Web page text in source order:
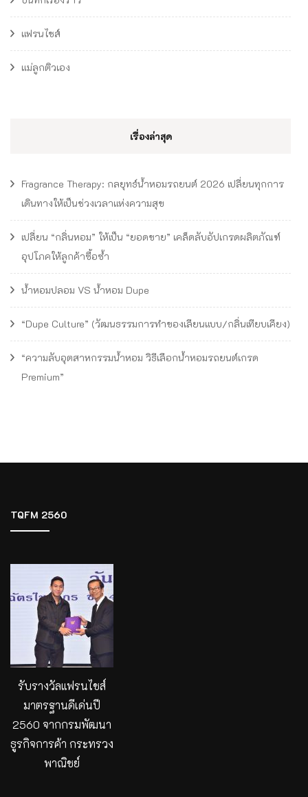
แฟรนไชส์
แม่ลูกติวเอง
เรื่องล่าสุด
Fragrance Therapy: กลยุทธ์น้ำหอมรถยนต์ 2026 เปลี่ยนทุกการ
เดินทางให้เป็นช่วงเวลาแห่งความสุข
เปลี่ยน “กลิ่นหอม” ให้เป็น “ยอดขาย” เคล็ดลับอัปเกรดผลิตภัณฑ์
อุปโภคให้ลูกค้าซื้อซ้ำ
น้ำหอมปลอม VS น้ำหอม Dupe
“Dupe Culture” (วัฒนธรรมการทำของเลียนแบบ/กลิ่นเทียบเคียง)
“ความลับอุตสาหกรรมน้ำหอม วิธีเลือกน้ำหอมรถยนต์เกรด
Premium”
TQFM 2560
รับรางวัลแฟรนไชส์
มาตรฐานดีเด่นปี
2560 จากกรมพัฒนา
ธูรกิจการค้า กระทรวง
พาณิชย์